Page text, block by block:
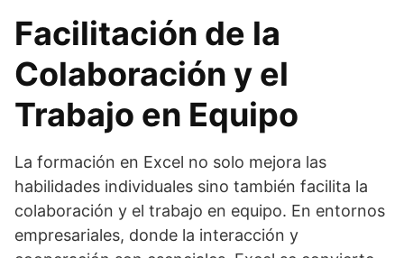
Facilitación de la
Colaboración y el
Trabajo en Equipo
La formación en Excel no solo mejora las
habilidades individuales sino también facilita la
colaboración y el trabajo en equipo. En entornos
empresariales, donde la interacción y